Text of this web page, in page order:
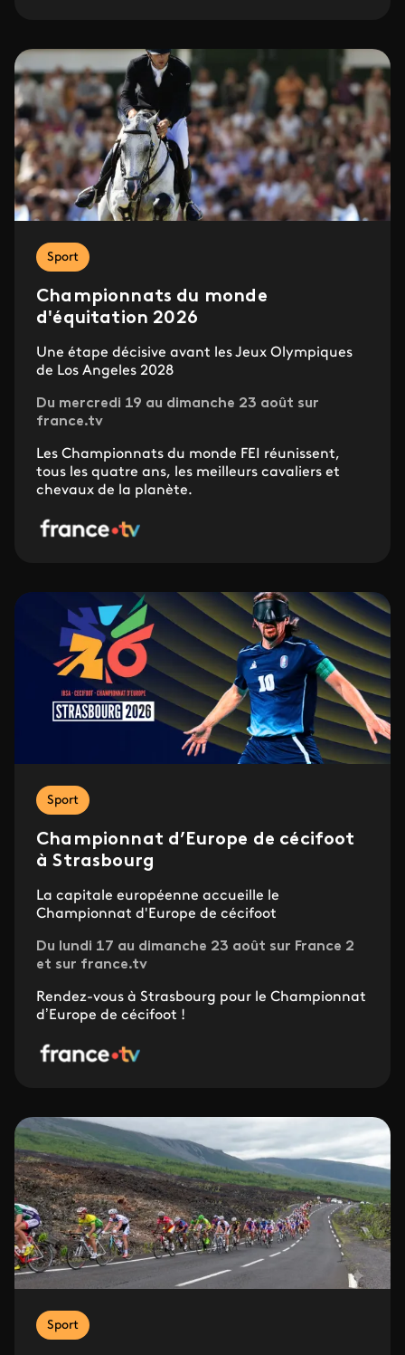
Sport
Championnats du monde
d'équitation 2026
Une étape décisive avant les Jeux Olympiques
de Los Angeles 2028
Du mercredi 19 au dimanche 23 août sur
france.tv
Les Championnats du monde FEI réunissent,
tous les quatre ans, les meilleurs cavaliers et
chevaux de la planète.
Sport
Championnat d’Europe de cécifoot
à Strasbourg
La capitale européenne accueille le
Championnat d'Europe de cécifoot
Du lundi 17 au dimanche 23 août sur France 2
et sur france.tv
Rendez-vous à Strasbourg pour le Championnat
d’Europe de cécifoot !
Sport